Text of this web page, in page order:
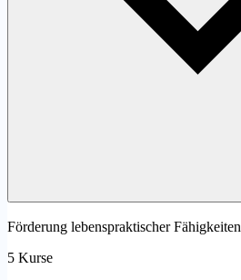
Förderung lebenspraktischer Fähigkeiten
5 Kurse